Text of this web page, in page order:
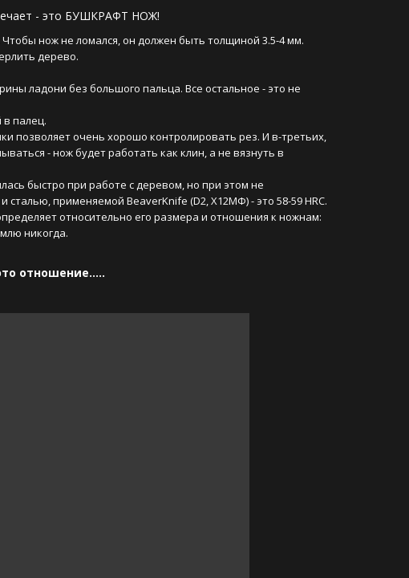
- это БУШКРАФТ НОЖ!
нож не ломался, он должен быть толщиной 3.5-4 мм.
дерево.
ладони без большого пальца. Все остальное - это не
палец.
позволяет очень хорошо контролировать рез. И в-третьих,
- нож будет работать как клин, а не вязнуть в
быстро при работе с деревом, но при этом не
сталью, применяемой BeaverKnife (D2, Х12МФ) - это 58-59 HRC.
относительно его размера и отношения к ножнам:
никогда.
отношение.....